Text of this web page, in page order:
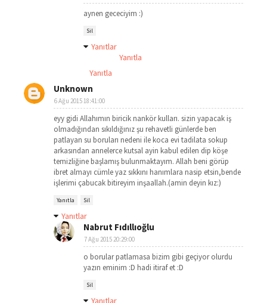
aynen gececiyim :)
Sil
Yanıtlar
Yanıtla
Yanıtla
Unknown
6 Ağu 2015 18:41:00
eyy gidi Allahımın biricik nankör kulları. sizin yapacak iş
olmadığından sıkıldığınız şu rehavetli günlerde ben
patlayan su boruları nedeni ile koca evi tadilata sokup
arkasından annelerce kutsal ayin kabul edilen dip köşe
temizliğine başlamış bulunmaktayım. Allah beni görüp
ibret almayı cümle yaz sıkkını hanımlara nasip etsin,bende
işlerimi çabucak bitireyim inşaallah.(amin deyin kız:)
Yanıtla Sil
Yanıtlar
Nabrut Fıdıllıoğlu
7 Ağu 2015 20:29:00
o borular patlamasa bizim gibi geçiyor olurdu
yazın eminim :D hadi itiraf et :D
Sil
Yanıtlar